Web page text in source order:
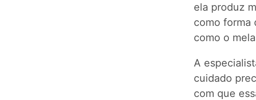
ela produz
como forma
como o
A
cuidado
com que